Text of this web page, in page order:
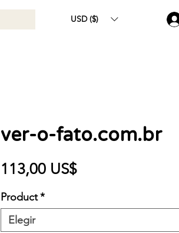
USD ($)
ver-o-fato.com.br
113,00 US$Precio
Product*
Elegir